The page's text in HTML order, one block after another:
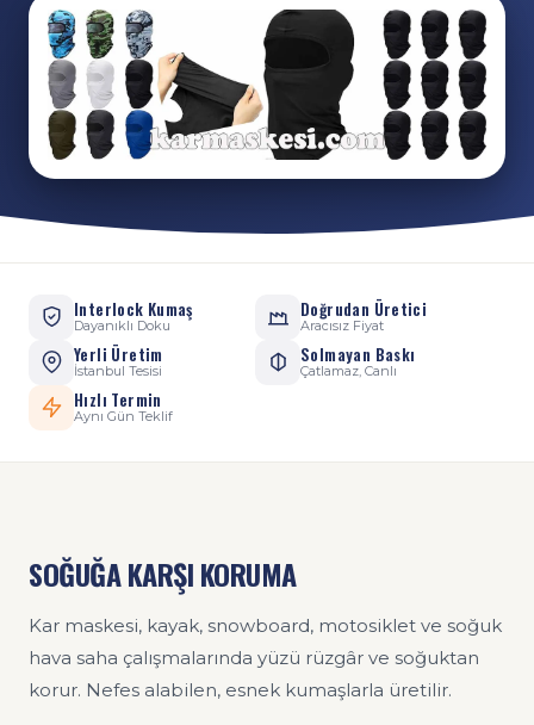
Interlock Kumaş
Dayanıklı Doku
Doğrudan Üretici
Aracısız Fiyat
Yerli Üretim
İstanbul Tesisi
Solmayan Baskı
Çatlamaz, Canlı
Hızlı Termin
Aynı Gün Teklif
SOĞUĞA KARŞI KORUMA
Kar maskesi, kayak, snowboard, motosiklet ve soğuk
hava saha çalışmalarında yüzü rüzgâr ve soğuktan
korur. Nefes alabilen, esnek kumaşlarla üretilir.